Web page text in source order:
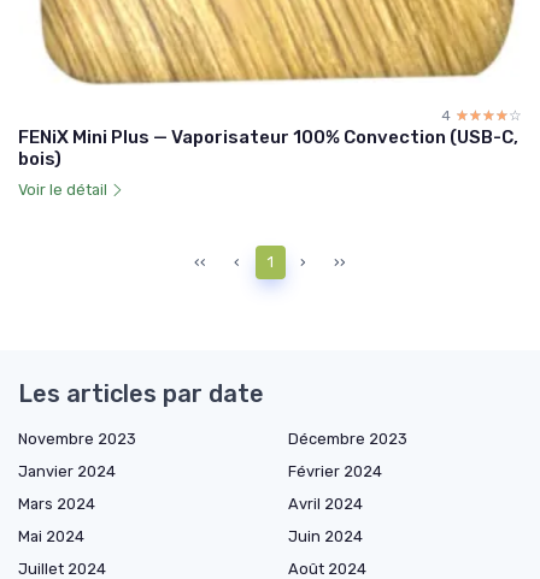
4 ☆☆☆☆☆
★★★★★
FENiX Mini Plus — Vaporisateur 100% Convection (USB-C,
bois)
Voir le détail
‹‹ ‹ 1 › ››
Les articles par date
Novembre 2023
Décembre 2023
Janvier 2024
Février 2024
Mars 2024
Avril 2024
Mai 2024
Juin 2024
Juillet 2024
Août 2024